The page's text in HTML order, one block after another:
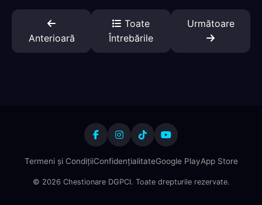
Anterioară
Toate
Întrebările
Următoare
Termeni și CondițiiConfidențialitateGoogle PlayApp Store
© 2026 Chestionare DGPCI. Toate drepturile rezervate.